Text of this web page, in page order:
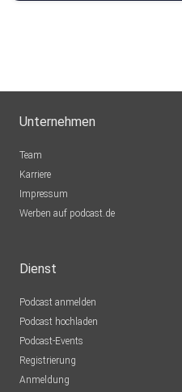
Unternehmen
Team
Karriere
Impressum
Werben auf podcast.de
Dienst
Podcast anmelden
Podcast hochladen
Podcast-Events
Registrierung
Anmeldung